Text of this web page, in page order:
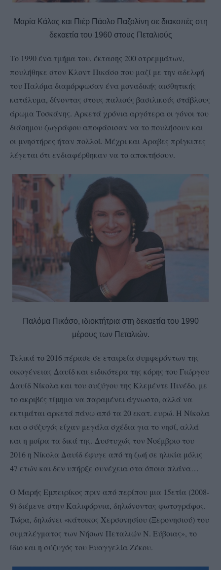
Μαρία Κάλας και Πιέρ Πάολο Παζολίνη σε διακοπές στη
δεκαετία του 1960 στους Πεταλιούς
Tο 1990 ένα τμήμα του, έκτασης 200 στρεμμάτων,
πουλήθηκε στον Κλοντ Πικάσο που μαζί με την αδελφή
του Παλόμα διαμόρφωσαν ένα μοναδικής αισθητικής
κατάλυμα, δίνοντας στους παλιούς βασιλικούς στάβλους
άρωμα Τοσκάνης. Αρκετά χρόνια αργότερα οι γόνοι του
διάσημου ζωγράφου αποφάσισαν να το πουλήσουν και
οι μνηστήρες ήταν πολλοί. Μέχρι και Αραβες πρίγκιπες
λέγεται ότι ενδιαφέρθηκαν να το αποκτήσουν.
Παλόμα Πικάσο, ιδιοκτήτρια στη δεκαετία του 1990
μέρους των Πεταλιών.
Τελικά το 2016 πέρασε σε εταιρεία συμφερόντων της
οικογένειας Δαυίδ και ειδικότερα της κόρης του Γιώργου
Δαυίδ Νίκολα και του συζύγου της Κλεμέντε Πινέδο, με
το ακριβές τίμημα να παραμένει άγνωστο, αλλά να
εκτιμάται αρκετά πάνω από τα 20 εκατ. ευρώ. Η Νίκολα
και ο σύζυγός είχαν μεγάλα σχέδια για το νησί, αλλά
και η μοίρα τα δικά της. Δυστυχώς τον Νοέμβριο του
2016 η Νίκολα Δαυίδ έφυγε από τη ζωή σε ηλικία μόλις
47 ετών και δεν υπήρξε συνέχεια στα όποια πλάνα…
O Mαρής Eμπειρίκος πριν από περίπου μια 15ετία (2008-
9) διέμενε στην Kαλιφόρνια, δηλώνοντας φωτογράφος.
Tώρα, δηλώνει «κάτοικος Xερσονησίου (Ξερονησιού) του
συμπλέγματος των Nήσων Πεταλιών N. Eύβοιας», το
ίδιο και η σύζυγός του Ευαγγελία Ζέκου.